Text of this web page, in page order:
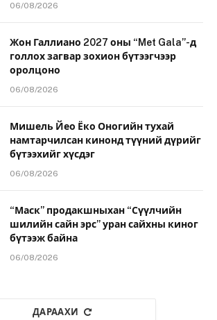
06/08/2026
Жон Галлиано 2027 оны “Met Gala”-д
голлох загвар зохион бүтээгчээр
оролцоно
06/08/2026
Мишель Йео Ёко Оногийн тухай
намтарчилсан кинонд түүний дүрийг
бүтээхийг хүсдэг
06/08/2026
“Маск” продакшныхан “Сүүлчийн
шилийн сайн эрс” уран сайхны киног
бүтээж байна
06/08/2026
ДАРААХИ